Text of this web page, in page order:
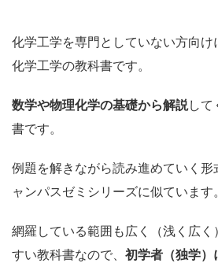
化学工学を専門としていない方向
化学工学の教科書です。
数学や物理化学の基礎から解説して
書です。
例題を解きながら読み進めていく形
ャンパスゼミシリーズに似ています。
網羅している範囲も広く（浅く広
すい教科書なので、 初学者（独学）